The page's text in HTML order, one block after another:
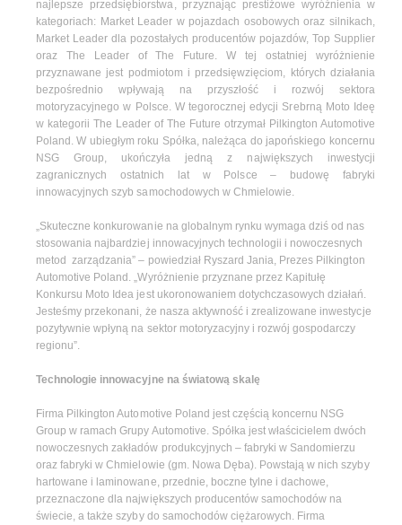
najlepsze przedsiębiorstwa, przyznając prestiżowe wyróżnienia w
kategoriach: Market Leader w pojazdach osobowych oraz silnikach,
Market Leader dla pozostałych producentów pojazdów, Top Supplier
oraz The Leader of The Future. W tej ostatniej wyróżnienie
przyznawane jest podmiotom i przedsięwzięciom, których działania
bezpośrednio wpływają na przyszłość i rozwój sektora
motoryzacyjnego w Polsce. W tegorocznej edycji Srebrną Moto Ideę
w kategorii The Leader of The Future otrzymał Pilkington Automotive
Poland. W ubiegłym roku Spółka, należąca do japońskiego koncernu
NSG Group, ukończyła jedną z największych inwestycji
zagranicznych ostatnich lat w Polsce – budowę fabryki
innowacyjnych szyb samochodowych w Chmielowie.
„Skuteczne konkurowanie na globalnym rynku wymaga dziś od nas
stosowania najbardziej innowacyjnych technologii i nowoczesnych
metod zarządzania” – powiedział Ryszard Jania, Prezes Pilkington
Automotive Poland. „Wyróżnienie przyznane przez Kapitułę
Konkursu Moto Idea jest ukoronowaniem dotychczasowych działań.
Jesteśmy przekonani, że nasza aktywność i zrealizowane inwestycje
pozytywnie wpłyną na sektor motoryzacyjny i rozwój gospodarczy
regionu”.
Technologie innowacyjne na światową skalę
Firma Pilkington Automotive Poland jest częścią koncernu NSG
Group w ramach Grupy Automotive. Spółka jest właścicielem dwóch
nowoczesnych zakładów produkcyjnych – fabryki w Sandomierzu
oraz fabryki w Chmielowie (gm. Nowa Dęba). Powstają w nich szyby
hartowane i laminowane, przednie, boczne tylne i dachowe,
przeznaczone dla największych producentów samochodów na
świecie, a także szyby do samochodów ciężarowych. Firma